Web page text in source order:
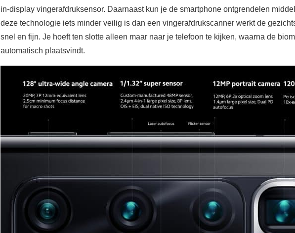
in-display vingerafdruksensor. Daarnaast kun je de smartphone ontgrendelen
deze technologie iets minder veilig is dan een vingerafdrukscanner werkt de
snel en fijn. Je hoeft ten slotte alleen maar naar je telefoon te kijken, waarna de
automatisch plaatsvindt.